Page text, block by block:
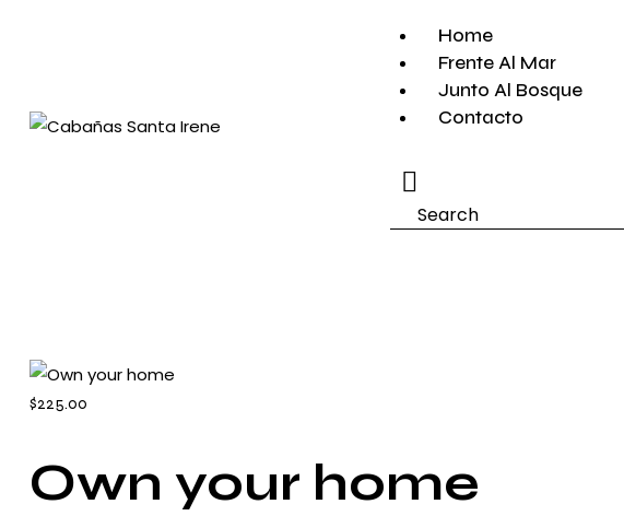
Home
Frente Al Mar
Junto Al Bosque
Contacto
Search
$225.00
Own your home